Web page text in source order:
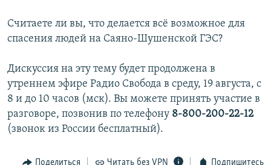
Все сайты РСЕ/РС
Считаете ли вы, что делается всё возможное для
спасения людей на Саяно-Шушенской ГЭС?
Дискуссия на эту тему будет продолжена в
утреннем эфире Радио Свобода в среду, 19 августа, с
8 и до 10 часов (мск). Вы можете принять участие в
разговоре, позвонив по телефону 8-800-200-22-12
(звонок из России бесплатный).
Поделиться Читать без VPN Подпишитесь